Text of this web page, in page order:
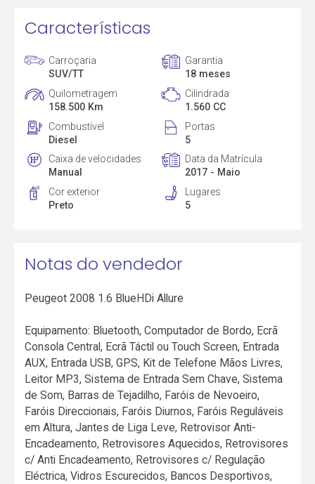
Características
Carroçaria
SUV/TT
Garantia
18 meses
Quilometragem
158.500 Km
Cilindrada
1.560 CC
Combustível
Diesel
Portas
5
Caixa de velocidades
Manual
Data da Matrícula
2017 - Maio
Cor exterior
Preto
Lugares
5
Notas do vendedor
Peugeot 2008 1.6 BlueHDi Allure
Equipamento: Bluetooth, Computador de Bordo, Ecrã
Consola Central, Ecrã Táctil ou Touch Screen, Entrada
AUX, Entrada USB, GPS, Kit de Telefone Mãos Livres,
Leitor MP3, Sistema de Entrada Sem Chave, Sistema
de Som, Barras de Tejadilho, Faróis de Nevoeiro,
Faróis Direccionais, Faróis Diurnos, Faróis Reguláveis
em Altura, Jantes de Liga Leve, Retrovisor Anti-
Encadeamento, Retrovisores Aquecidos, Retrovisores
c/ Anti Encadeamento, Retrovisores c/ Regulação
Eléctrica, Vidros Escurecidos, Bancos Desportivos,